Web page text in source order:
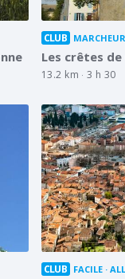
CLUB
Les crêtes de
13.2 km 3 h 30
CLUB FACILE